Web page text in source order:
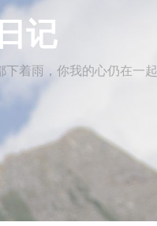
记
下着雨，你我的心仍在一起